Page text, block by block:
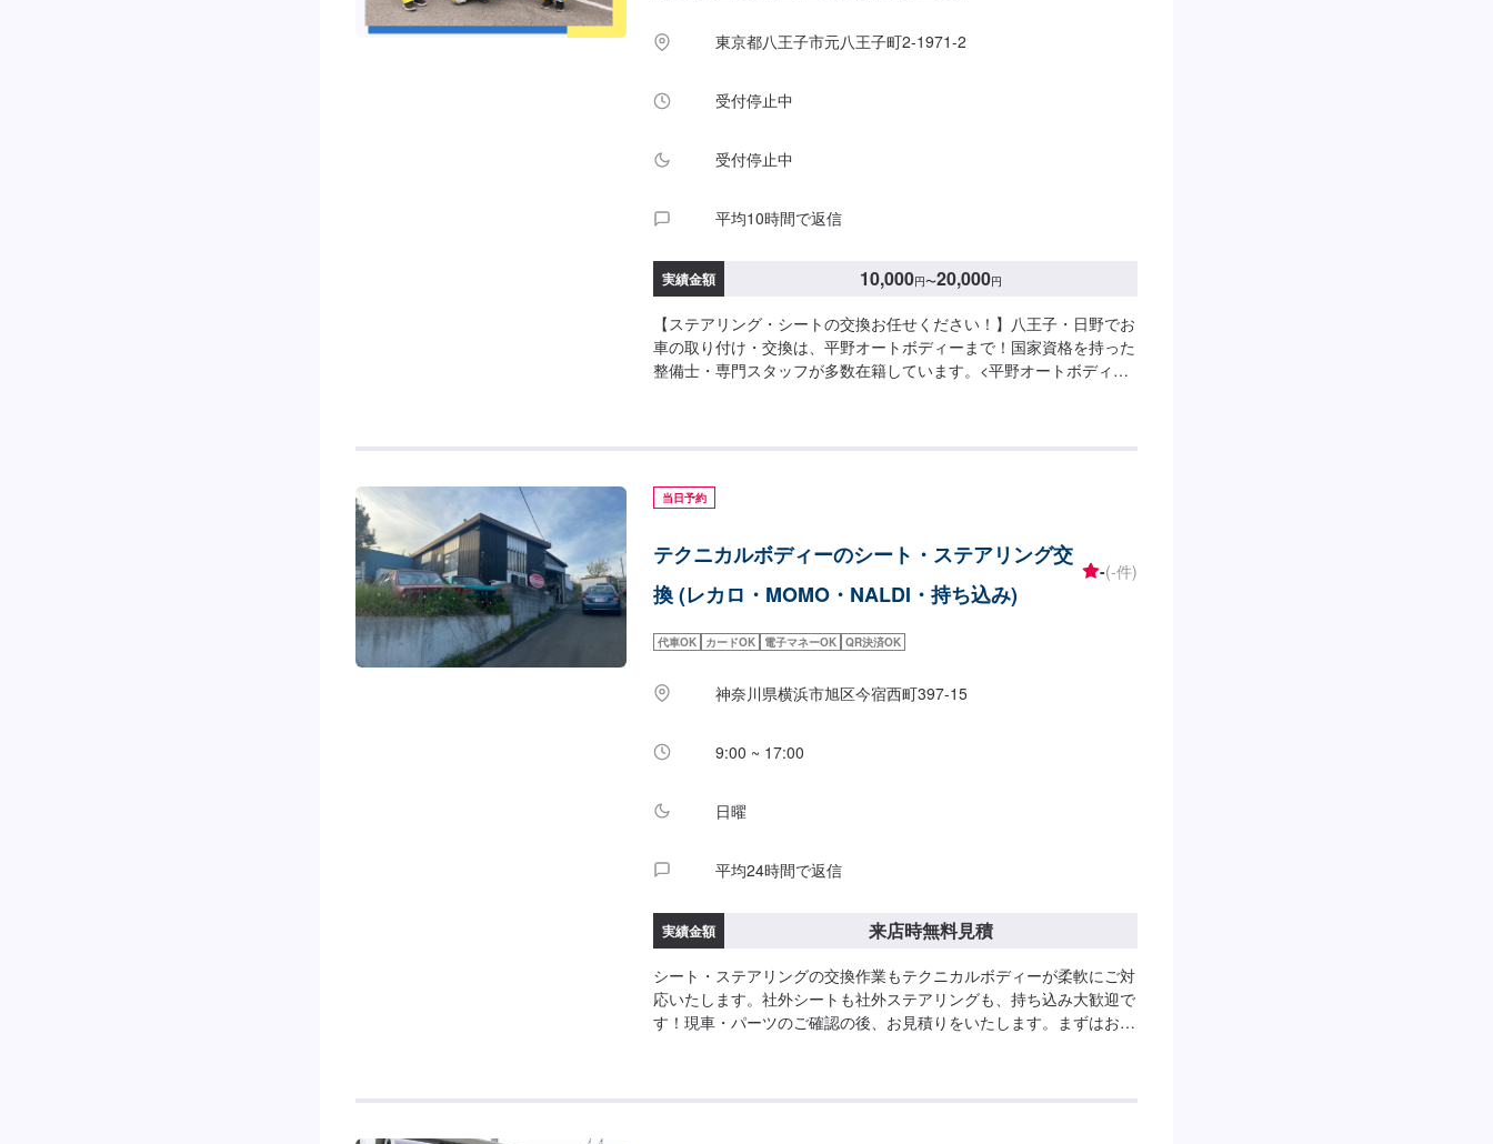
東京都八王子市元八王子町2-1971-2
受付停止中
受付停止中
平均10時間で返信
実績金額 10,000円〜20,000円
【ステアリング・シートの交換お任せください！】八王子・日野でお
車の取り付け・交換は、平野オートボディーまで！国家資格を持った
整備士・専門スタッフが多数在籍しています。<平野オートボディー
中は代車をご利用ください。※代車の燃料代はお客様にご負担いただ
いております。※内容などにより貸し出し出来かねる場合もございま
当日予約
テクニカルボディーのシート・ステアリング交
換 (レカロ・MOMO・NALDI・持ち込み)
-(-件)
代車OK カードOK 電子マネーOK QR決済OK
神奈川県横浜市旭区今宿西町397-15
9:00 ~ 17:00
日曜
平均24時間で返信
実績金額 来店時無料見積
シート・ステアリングの交換作業もテクニカルボディーが柔軟にご対
応いたします。社外シートも社外ステアリングも、持ち込み大歓迎で
す！現車・パーツのご確認の後、お見積りをいたします。まずはお気